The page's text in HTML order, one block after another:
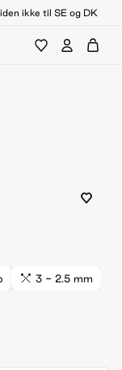
ikke til SE og DK
3 - 2.5 mm